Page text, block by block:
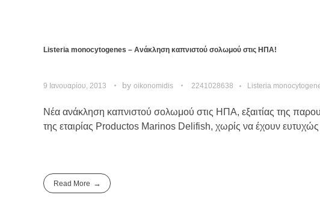
Listeria monocytogenes – Ανάκληση καπνιστού σολωμού στις ΗΠΑ!
9 Ιανουαρίου, 2013 by oikonomidis 2241028638 Listeria
Νέα ανάκληση καπνιστού σολωμού στις ΗΠΑ, εξαιτίας της
της εταιρίας Productos Marinos Delifish, χωρίς να έχουν
Read More